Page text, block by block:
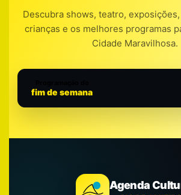
Descubra shows, teatro,
crianças e os melhores programas
Cidade Maravilhosa.
fim de semana
Agenda